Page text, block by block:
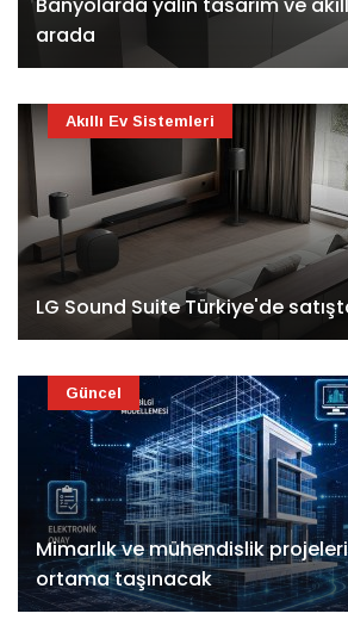
arada
LG Sound Suite Türkiye'de
Akıllı Ev Sistemleri
Mimarlık ve mühendislik
ortama taşınacak
Güncel